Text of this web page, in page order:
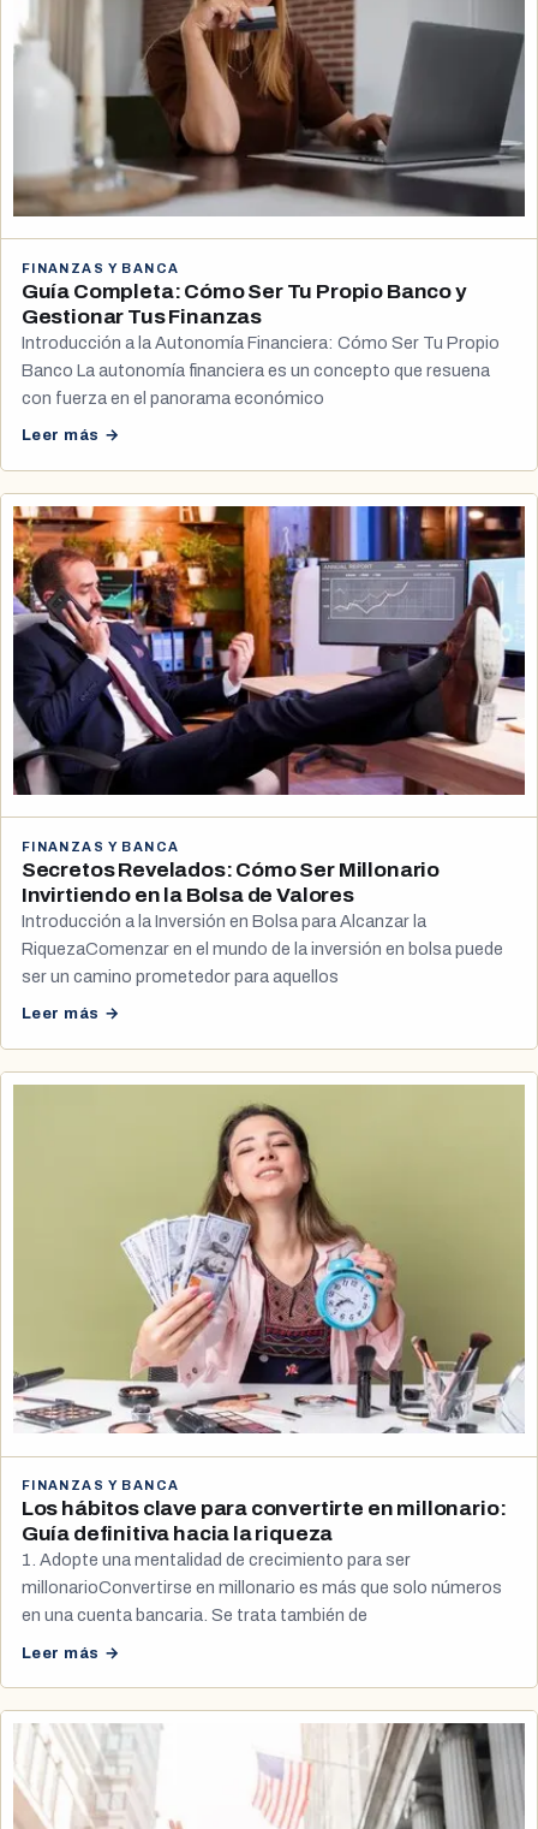
FINANZAS Y BANCA
Guía Completa: Cómo Ser Tu Propio Banco y
Gestionar Tus Finanzas
Introducción a la Autonomía Financiera: Cómo Ser Tu Propio
Banco La autonomía financiera es un concepto que resuena
con fuerza en el panorama económico
Leer más →
FINANZAS Y BANCA
Secretos Revelados: Cómo Ser Millonario
Invirtiendo en la Bolsa de Valores
Introducción a la Inversión en Bolsa para Alcanzar la
RiquezaComenzar en el mundo de la inversión en bolsa puede
ser un camino prometedor para aquellos
Leer más →
FINANZAS Y BANCA
Los hábitos clave para convertirte en millonario:
Guía definitiva hacia la riqueza
1. Adopte una mentalidad de crecimiento para ser
millonarioConvertirse en millonario es más que solo números
en una cuenta bancaria. Se trata también de
Leer más →